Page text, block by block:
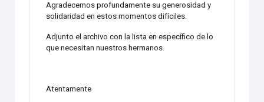
Agradecemos profundamente su generosidad y
solidaridad en estos momentos difíciles.
Adjunto el archivo con la lista en específico de lo
que necesitan nuestros hermanos.
Atentamente